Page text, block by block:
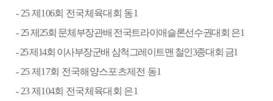
- 25제 106회 전국체육대회 동1
- 25제 25회 문체부장관배 전국트라이애슬론선수권대회 은1
- 25제 14회 이사부장군배 삼척그레이트맨 철인 3종대회 금1
- 25제 17회 전국해양스포츠제전 동1
- 23제 104회 전국체육대회 은1